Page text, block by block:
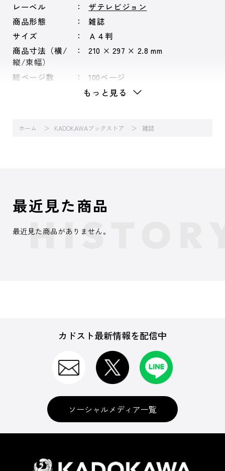
レーベル
ザテレビジョン
商品形態
雑誌
サイズ
Ａ４判
商品寸法（横/
縦/束幅）
210 × 297 × 2.8 mm
総ページ数 100ページ
もっと見る
ホーム KADOKAWAブックストア 雑誌
最近見た商品
最近見た商品がありません。
カドスト最新情報を配信中
ソーシャルメディア一覧